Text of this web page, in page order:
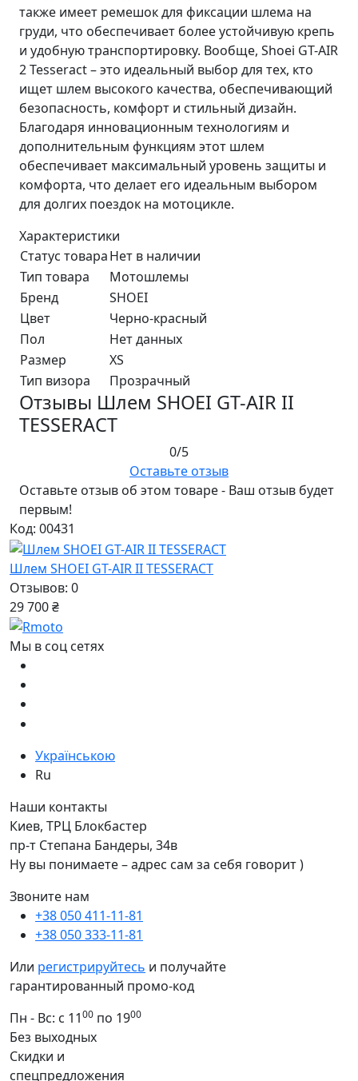
также имеет ремешок для фиксации шлема на
груди, что обеспечивает более устойчивую крепь
и удобную транспортировку. Вообще, Shoei GT-AIR
2 Tesseract – это идеальный выбор для тех, кто
ищет шлем высокого качества, обеспечивающий
безопасность, комфорт и стильный дизайн.
Благодаря инновационным технологиям и
дополнительным функциям этот шлем
обеспечивает максимальный уровень защиты и
комфорта, что делает его идеальным выбором
для долгих поездок на мотоцикле.
Характеристики
Статус товараНет в наличии
Тип товара
Мотошлемы
Бренд
SHOEI
Цвет
Черно-красный
Пол
Нет данных
Размер
XS
Тип визора
Прозрачный
Отзывы Шлем SHOEI GT-AIR II
TESSERACT
0/5
Оставьте отзыв
Оставьте отзыв об этом товаре - Ваш отзыв будет
первым!
Код: 00431
Шлем SHOEI GT-AIR II TESSERACT
Отзывов: 0
29 700 ₴
Мы в соц сетях
Українською
Ru
Наши контакты
Киев, ТРЦ Блокбастер
пр-т Степана Бандеры, 34в
Ну вы понимаете – адрес сам за себя говорит )
Звоните нам
+38 050 411-11-81
+38 050 333-11-81
Или регистрируйтесь и получайте
гарантированный промо-код
Пн - Вс: с 1100 по 1900
Без выходных
Скидки и
спецпредложения